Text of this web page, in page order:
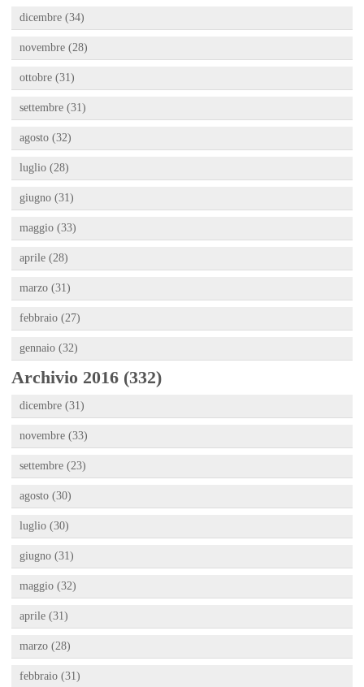
dicembre (34)
novembre (28)
ottobre (31)
settembre (31)
agosto (32)
luglio (28)
giugno (31)
maggio (33)
aprile (28)
marzo (31)
febbraio (27)
gennaio (32)
Archivio 2016 (332)
dicembre (31)
novembre (33)
settembre (23)
agosto (30)
luglio (30)
giugno (31)
maggio (32)
aprile (31)
marzo (28)
febbraio (31)